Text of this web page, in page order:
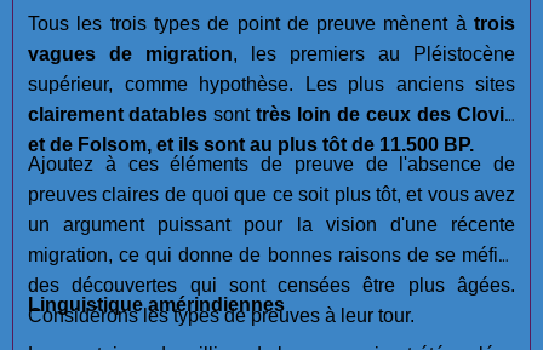
Tous les trois types de point de preuve mènent à trois
vagues de migration, les premiers au Pléistocène
supérieur, comme hypothèse. Les plus anciens sites
clairement datables sont très loin de ceux des Clovis
et de Folsom, et ils sont au plus tôt de 11.500 BP.
Ajoutez à ces éléments de preuve de l'absence de
preuves claires de quoi que ce soit plus tôt, et vous avez
un argument puissant pour la vision d'une récente
migration, ce qui donne de bonnes raisons de se méfier
des découvertes qui sont censées être plus âgées.
Considérons les types de preuves à leur tour.
Linguistique amérindiennes